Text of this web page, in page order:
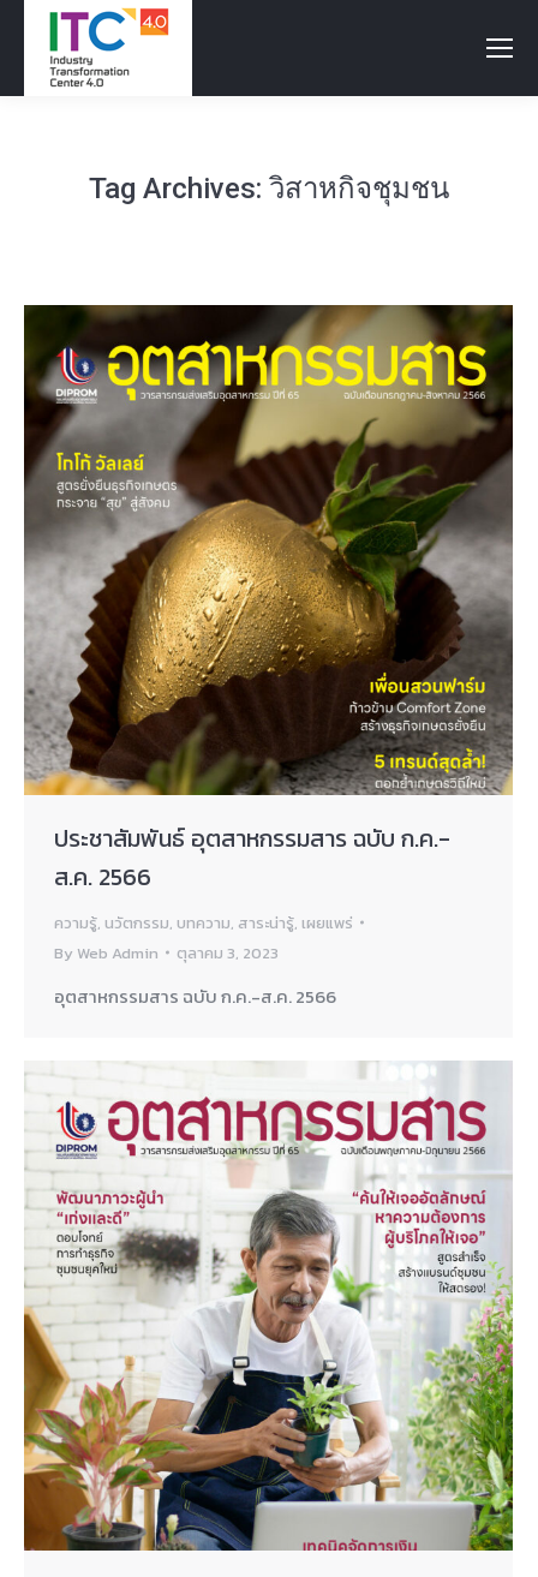
Tag Archives: วิสาหกิจชุมชน
ประชาสัมพันธ์ อุตสาหกรรมสาร ฉบับ ก.ค.-
ส.ค. 2566
ความรู้, นวัตกรรม, บทความ, สาระน่ารู้, เผยแพร่
By Web Admin ตุลาคม 3, 2023
อุตสาหกรรมสาร ฉบับ ก.ค.-ส.ค. 2566